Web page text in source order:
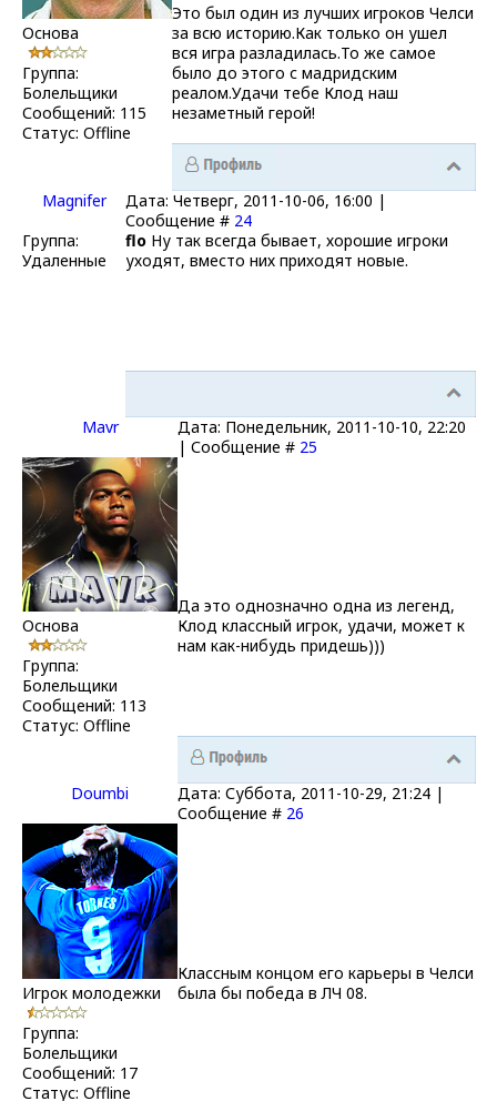
Основа
Группа:
Болельщики
Сообщений: 115
Статус: Offline
Это был один из лучших игроков Челси
за всю историю.Как только он ушел
вся игра разладилась.То же самое
было до этого с мадридским
реалом.Удачи тебе Клод наш
незаметный герой!
Magnifer
Дата: Четверг, 2011-10-06, 16:00 |
Сообщение # 24
Группа:
Удаленные
flo Ну так всегда бывает, хорошие игроки
уходят, вместо них приходят новые.
Mavr
Дата: Понедельник, 2011-10-10, 22:20
| Сообщение # 25
Основа
Группа:
Болельщики
Сообщений: 113
Статус: Offline
Да это однозначно одна из легенд,
Клод классный игрок, удачи, может к
нам как-нибудь придешь)))
Doumbi
Дата: Суббота, 2011-10-29, 21:24 |
Сообщение # 26
Игрок молодежки
Группа:
Болельщики
Сообщений: 17
Статус: Offline
Классным концом его карьеры в Челси
была бы победа в ЛЧ 08.